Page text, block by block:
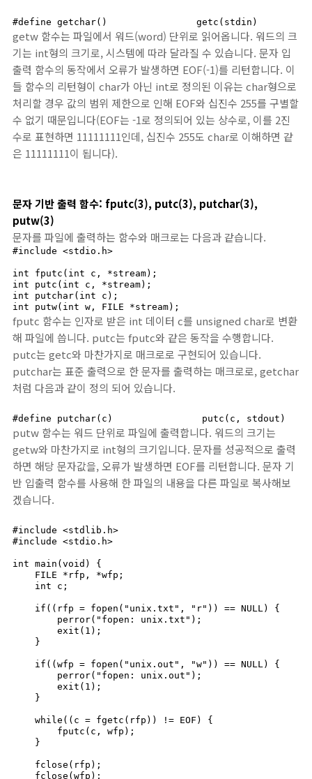
#define getchar()                getc(stdin)
getw 함수는 파일에서 워드(word) 단위로 읽어옵니다. 워드의 크
기는 int형의 크기로, 시스템에 따라 달라질 수 있습니다. 문자 입
출력 함수의 동작에서 오류가 발생하면 EOF(-1)를 리턴합니다. 이
들 함수의 리턴형이 char가 아닌 int로 정의된 이유는 char형으로
처리할 경우 값의 범위 제한으로 인해 EOF와 십진수 255를 구별할
수 없기 때문입니다(EOF는 -1로 정의되어 있는 상수로, 이를 2진
수로 표현하면 11111111인데, 십진수 255도 char로 이해하면 같
은 11111111이 됩니다).
문자 기반 출력 함수: fputc(3), putc(3), putchar(3),
putw(3)
문자를 파일에 출력하는 함수와 매크로는 다음과 같습니다.
#include <stdio.h>
int fputc(int c, *stream);
int putc(int c, *stream);
int putchar(int c);
int putw(int w, FILE *stream);
fputc 함수는 인자로 받은 int 데이터 c를 unsigned char로 변환
해 파일에 씁니다. putc는 fputc와 같은 동작을 수행합니다.
putc는 getc와 마찬가지로 매크로로 구현되어 있습니다.
putchar는 표준 출력으로 한 문자를 출력하는 매크로로, getchar
처럼 다음과 같이 정의 되어 있습니다.
#define putchar(c)                putc(c, stdout)
putw 함수는 워드 단위로 파일에 출력합니다. 워드의 크기는
getw와 마찬가지로 int형의 크기입니다. 문자를 성공적으로 출력
하면 해당 문자값을, 오류가 발생하면 EOF를 리턴합니다. 문자 기
반 입출력 함수를 사용해 한 파일의 내용을 다른 파일로 복사해보
겠습니다.
#include <stdlib.h>
#include <stdio.h>
int main(void) {